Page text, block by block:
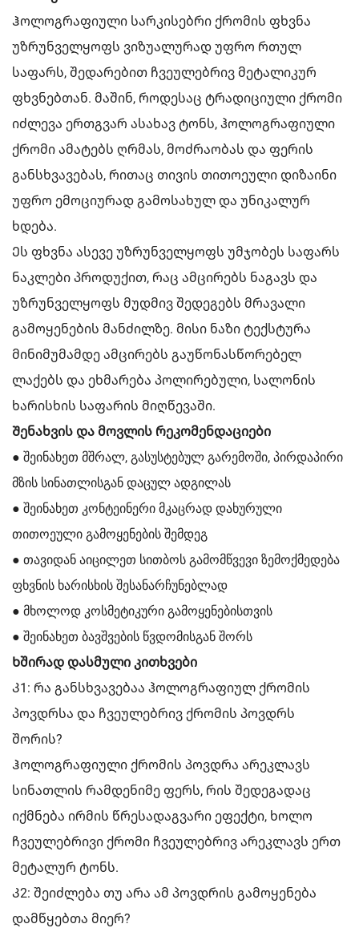
Ჰოლოგრაფიული სარკისებრი ქრომის ფხვნა
უზრუნველყოფს ვიზუალურად უფრო რთულ
საფარს, შედარებით ჩვეულებრივ მეტალიკურ
ფხვნებთან. მაშინ, როდესაც ტრადიციული ქრომი
იძლევა ერთგვარ ასახავ ტონს, ჰოლოგრაფიული
ქრომი ამატებს ღრმას, მოძრაობას და ფერის
განსხვავებას, რითაც თივის თითოეული დიზაინი
უფრო ემოციურად გამოსახულ და უნიკალურ
ხდება.
Ეს ფხვნა ასევე უზრუნველყოფს უმჯობეს საფარს
ნაკლები პროდუქით, რაც ამცირებს ნაგავს და
უზრუნველყოფს მუდმივ შედეგებს მრავალი
გამოყენების მანძილზე. მისი ნაზი ტექსტურა
მინიმუმამდე ამცირებს გაუწონასწორებელ
ლაქებს და ეხმარება პოლირებული, სალონის
ხარისხის საფარის მიღწევაში.
Შენახვის და მოვლის რეკომენდაციები
● შეინახეთ მშრალ, გასუსტებულ გარემოში, პირდაპირი
მზის სინათლისგან დაცულ ადგილას
● შეინახეთ კონტეინერი მკაცრად დახურული
თითოეული გამოყენების შემდეგ
● თავიდან აიცილეთ სითბოს გამომწვევი ზემოქმედება
ფხვნის ხარისხის შესანარჩუნებლად
● მხოლოდ კოსმეტიკური გამოყენებისთვის
● შეინახეთ ბავშვების წვდომისგან შორს
Ხშირად დასმული კითხვები
Კ1: რა განსხვავებაა ჰოლოგრაფიულ ქრომის
პოვდრსა და ჩვეულებრივ ქრომის პოვდრს
შორის?
Ჰოლოგრაფიული ქრომის პოვდრა არეკლავს
სინათლის რამდენიმე ფერს, რის შედეგადაც
იქმნება ირმის წრესადაგვარი ეფექტი, ხოლო
ჩვეულებრივი ქრომი ჩვეულებრივ არეკლავს ერთ
მეტალურ ტონს.
Კ2: შეიძლება თუ არა ამ პოვდრის გამოყენება
დამწყებთა მიერ?